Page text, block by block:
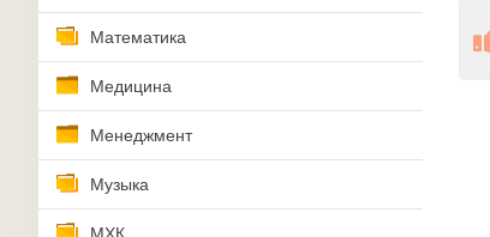
Математика
Медицина
Менеджмент
Музыка